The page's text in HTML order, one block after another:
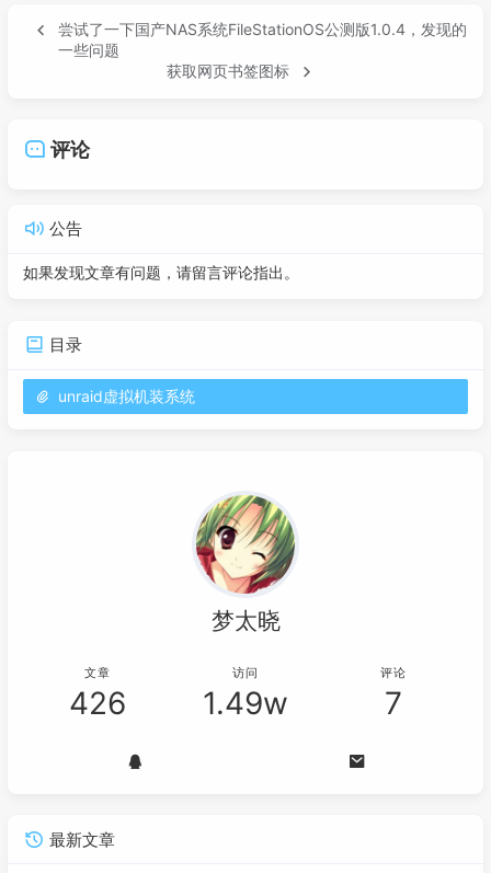
尝试了一下国产NAS系统FileStationOS公测版1.0.4，发现的
一些问题
获取网页书签图标
评论
公告
如果发现文章有问题，请留言评论指出。
目录
unraid虚拟机装系统
梦太晓
文章
426
访问
1.49w
评论
7
最新文章